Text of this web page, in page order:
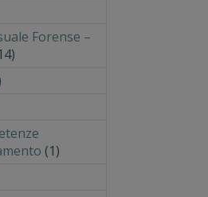
Forense –
(1)